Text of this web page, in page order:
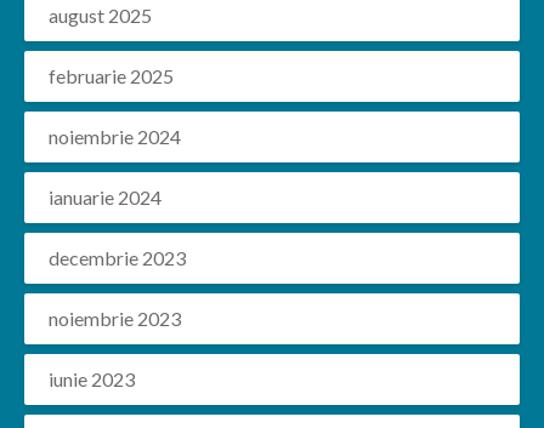
august 2025
februarie 2025
noiembrie 2024
ianuarie 2024
decembrie 2023
noiembrie 2023
iunie 2023